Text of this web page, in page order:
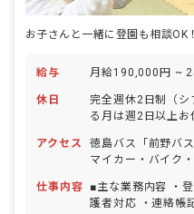
個々の個性を大切
べて指導するので
り、それぞれの分
給与 月給190,000円 ~
休日
完全週休2日制（
る月は週2日以上お
暇（法定通り／取
連休相談OK） 慶
休暇（取得率100
護・看護休暇 ※年間休日105日 ■1
アクセス
徳島バス「前野バス
マイカー・バイク
アから通う方もい
仕事内容
■主な業務内容 ・
護者対応 ・連絡帳